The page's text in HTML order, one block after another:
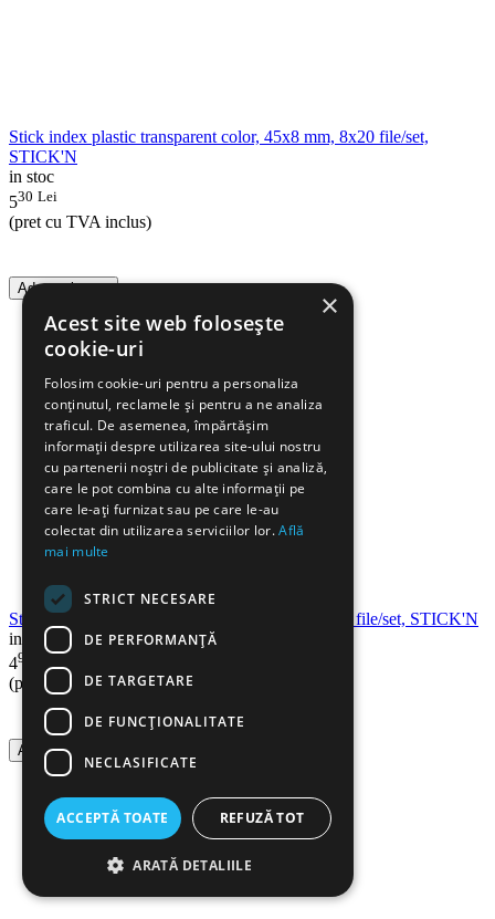
Stick index plastic transparent color, 45x8 mm, 8x20 file/set,
STICK'N
in stoc
530 Lei
(pret cu TVA inclus)
Adauga in cos
Stick index plastic 45x12 mm, 5 culori neon x 25 file/set, STICK'N
in stoc
490 Lei
(pret cu TVA inclus)
Adauga in cos
×
Acest site web folosește
cookie-uri
Folosim cookie-uri pentru a personaliza
conținutul, reclamele și pentru a ne analiza
traficul. De asemenea, împărtășim
informații despre utilizarea site-ului nostru
cu partenerii noștri de publicitate și analiză,
care le pot combina cu alte informații pe
care le-ați furnizat sau pe care le-au
colectat din utilizarea serviciilor lor.Află
mai multe
STRICT NECESARE
DE PERFORMANȚĂ
DE TARGETARE
DE FUNCŢIONALITATE
NECLASIFICATE
ACCEPTĂ TOATE REFUZĂ TOT
ARATĂ DETALIILE